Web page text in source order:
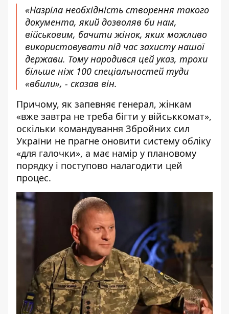
«Назріла необхідність створення такого
документа, який дозволяв би нам,
військовим, бачити жінок, яких можливо
використовувати під час захисту нашої
держави. Тому народився цей указ, трохи
більше ніж 100 спеціальностей туди
«вбили», - сказав він.
Причому, як запевняє генерал, жінкам
«вже завтра не треба бігти у військкомат»,
оскільки командування Збройних сил
України не прагне оновити систему обліку
«для галочки», а має намір у плановому
порядку і поступово налагодити цей
процес.